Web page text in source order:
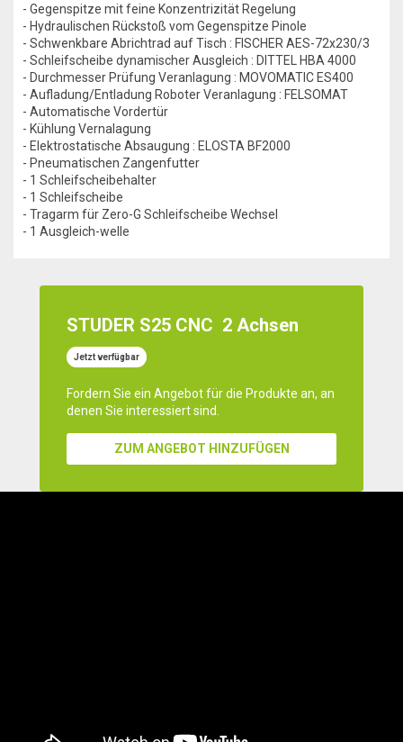
- Gegenspitze mit feine Konzentrizität Regelung
- Hydraulischen Rückstoß vom Gegenspitze Pinole
- Schwenkbare Abrichtrad auf Tisch : FISCHER AES-72x230/3
- Schleifscheibe dynamischer Ausgleich : DITTEL HBA 4000
- Durchmesser Prüfung Veranlagung : MOVOMATIC ES400
- Aufladung/Entladung Roboter Veranlagung : FELSOMAT
- Automatische Vordertür
- Kühlung Vernalagung
- Elektrostatische Absaugung : ELOSTA BF2000
- Pneumatischen Zangenfutter
- 1 Schleifscheibehalter
- 1 Schleifscheibe
- Tragarm für Zero-G Schleifscheibe Wechsel
- 1 Ausgleich-welle
STUDER S25 CNC 2 Achsen
Jetzt verfügbar
Fordern Sie ein Angebot für die Produkte an, an
denen Sie interessiert sind.
ZUM ANGEBOT HINZUFÜGEN